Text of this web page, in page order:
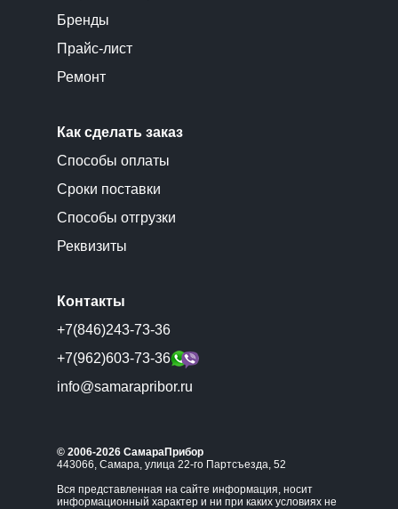
Бренды
Прайс-лист
Ремонт
Как сделать заказ
Способы оплаты
Сроки поставки
Способы отгрузки
Реквизиты
Контакты
+7(846)243-73-36
+7(962)603-73-36
info@samarapribor.ru
© 2006-2026 СамараПрибор
443066, Самара, улица 22-го Партсъезда, 52
Вся представленная на сайте информация, носит
информационный характер и ни при каких условиях не